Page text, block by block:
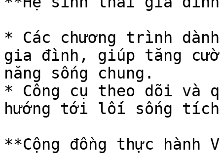
* Các chương trình
gia đình, giúp tăng
năng sống chung.
* Công cụ theo dõi và
hướng tới lối sống tích
**Cộng đồng thực hành